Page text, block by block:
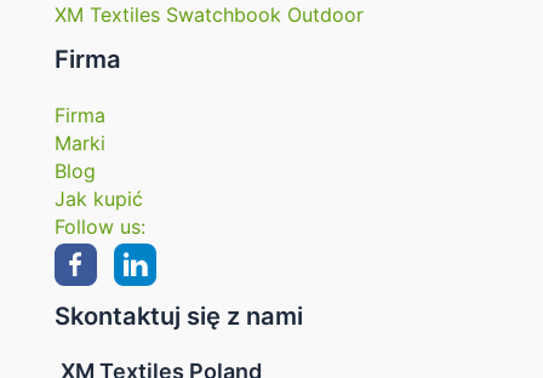
XM Textiles Swatchbook Outdoor
Firma
Firma
Marki
Blog
Jak kupić
Follow us:
Skontaktuj się z nami
XM Textiles Poland